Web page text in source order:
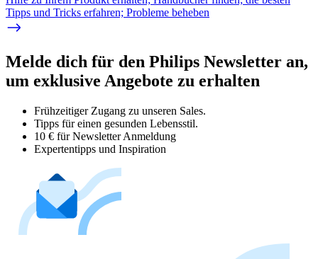
Tipps und Tricks erfahren; Probleme beheben
Melde dich für den Philips Newsletter an,
um exklusive Angebote zu erhalten
Frühzeitiger Zugang zu unseren Sales.
Tipps für einen gesunden Lebensstil.
10 € für Newsletter Anmeldung
Expertentipps und Inspiration